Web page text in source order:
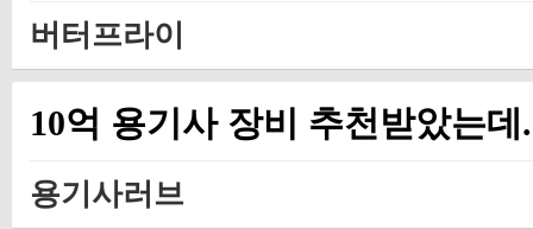
버터프라이
10억 용기사 장비 추천받았는
용기사러브